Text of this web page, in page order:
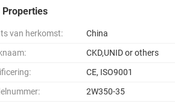
Properties
van herkomst:
China
CKD,UNID or others
CE, ISO9001
2W350-35